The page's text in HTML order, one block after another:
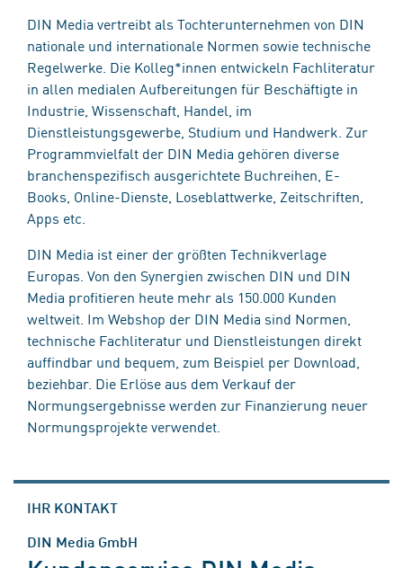
DIN Media vertreibt als Tochterunternehmen von DIN
nationale und internationale Normen sowie technische
Regelwerke. Die Kolleg*innen entwickeln Fachliteratur
in allen medialen Aufbereitungen für Beschäftigte in
Industrie, Wissenschaft, Handel, im
Dienstleistungsgewerbe, Studium und Handwerk. Zur
Programmvielfalt der DIN Media gehören diverse
branchenspezifisch ausgerichtete Buchreihen, E-
Books, Online-Dienste, Loseblattwerke, Zeitschriften,
Apps etc.
DIN Media ist einer der größten Technikverlage
Europas. Von den Synergien zwischen DIN und DIN
Media profitieren heute mehr als 150.000 Kunden
weltweit. Im Webshop der DIN Media sind Normen,
technische Fachliteratur und Dienstleistungen direkt
auffindbar und bequem, zum Beispiel per Download,
beziehbar. Die Erlöse aus dem Verkauf der
Normungsergebnisse werden zur Finanzierung neuer
Normungsprojekte verwendet.
IHR KONTAKT
DIN Media GmbH